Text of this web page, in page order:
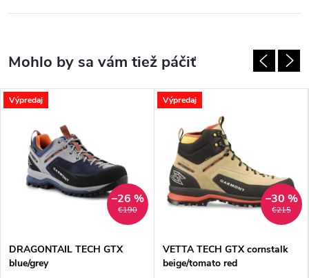
Výpredaj
€190
–26 %
DRAGONTAIL TECH GTX
blue/grey
Výpredaj
€215
–30 %
VETTA TECH GTX cornstalk
beige/tomato red